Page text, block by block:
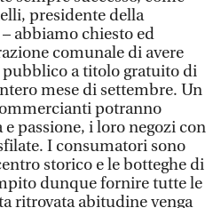
presidente della
abbiamo chiesto ed
comunale di avere
pubblico a titolo gratuito di
mese di settembre. Un
potranno
passione, i loro negozi con
I consumatori sono
storico e le botteghe di
dunque fornire tutte le
ritrovata abitudine venga